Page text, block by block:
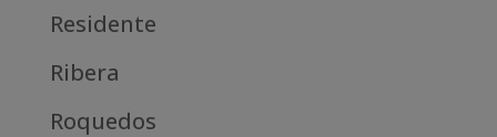
Residente
Ribera
Roquedos